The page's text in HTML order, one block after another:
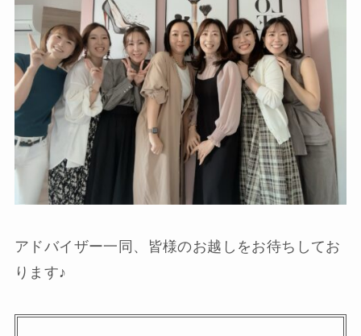
アドバイザー一同、皆様のお越しをお待ちしてお
ります♪